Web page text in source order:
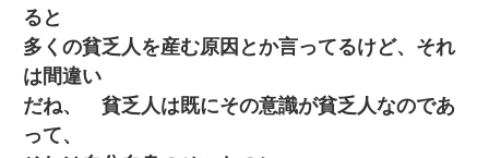
ると
多くの貧乏人を産む原因とか言ってるけど、それ
は間違い
だね、 貧乏人は既にその意識が貧乏人なのであ
って、